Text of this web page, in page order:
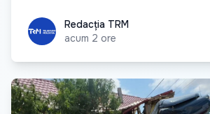
Redacția TRM
Redacția TRM
acum 2 ore